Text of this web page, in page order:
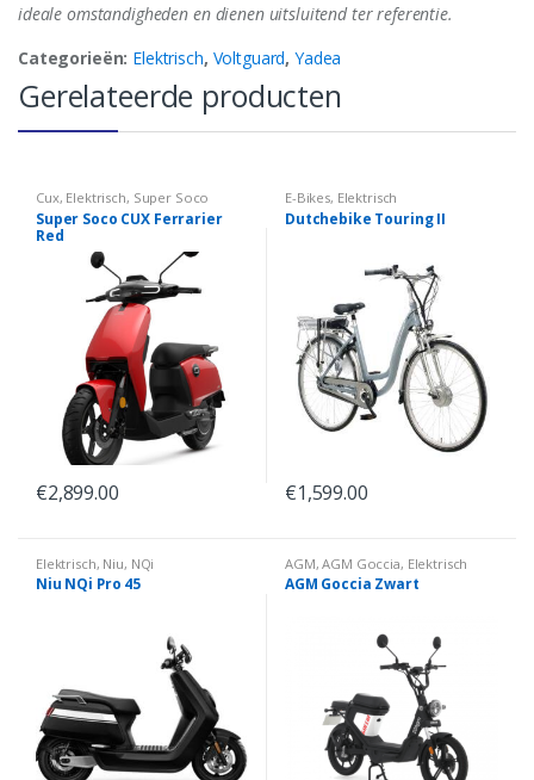
ideale omstandigheden en dienen uitsluitend ter referentie.
Categorieën: Elektrisch, Voltguard,Yadea
Gerelateerde producten
Cux, Elektrisch, Super Soco
Super Soco CUX Ferrarier
Red
€2,899.00
E-Bikes, Elektrisch
Dutchebike Touring II
€1,599.00
Elektrisch, Niu, NQi
Niu NQi Pro 45
AGM,AGM Goccia, Elektrisch
AGM Goccia Zwart